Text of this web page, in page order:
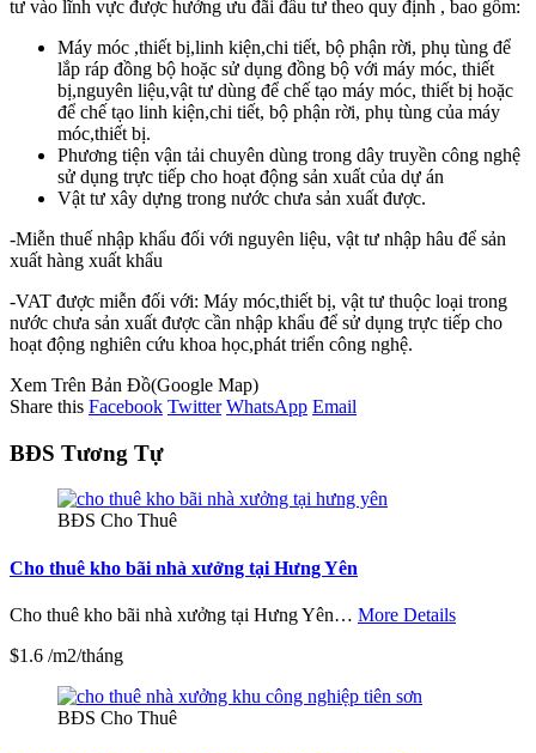
tư vào lĩnh vực được hưởng ưu đãi đầu tư theo quy định , bao gồm:
Máy móc ,thiết bị,linh kiện,chi tiết, bộ phận rời, phụ tùng để
lắp ráp đồng bộ hoặc sử dụng đồng bộ với máy móc, thiết
bị,nguyên liệu,vật tư dùng để chế tạo máy móc, thiết bị hoặc
để chế tạo linh kiện,chi tiết, bộ phận rời, phụ tùng của máy
móc,thiết bị.
Phương tiện vận tải chuyên dùng trong dây truyền công nghệ
sử dụng trực tiếp cho hoạt động sản xuất của dự án
Vật tư xây dựng trong nước chưa sản xuất được.
-Miễn thuế nhập khẩu đối với nguyên liệu, vật tư nhập hâu để sản
xuất hàng xuất khẩu
-VAT được miễn đối với: Máy móc,thiết bị, vật tư thuộc loại trong
nước chưa sản xuất được cần nhập khẩu để sử dụng trực tiếp cho
hoạt động nghiên cứu khoa học,phát triển công nghệ.
Xem Trên Bản Đồ(Google Map)
Share this Facebook Twitter WhatsApp Email
BĐS Tương Tự
BĐS Cho Thuê
Cho thuê kho bãi nhà xưởng tại Hưng Yên
Cho thuê kho bãi nhà xưởng tại Hưng Yên… More Details
$1.6 /m2/tháng
BĐS Cho Thuê